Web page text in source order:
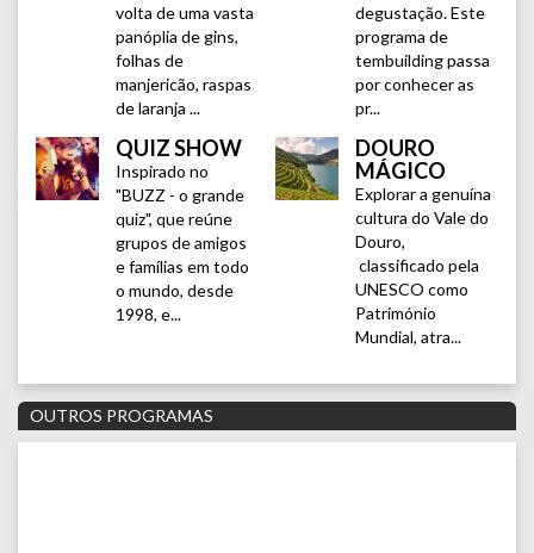
volta de uma vasta
panóplia de gins,
folhas de
manjericão, raspas
de laranja ...
degustação. Este
programa de
tembuilding passa
por conhecer as
pr...
QUIZ SHOW
Inspirado no
"BUZZ - o grande
quiz", que reúne
grupos de amigos
e famílias em todo
o mundo, desde
1998, e...
DOURO
MÁGICO
Explorar a genuína
cultura do Vale do
Douro,
classificado pela
UNESCO como
Património
Mundial, atra...
OUTROS PROGRAMAS